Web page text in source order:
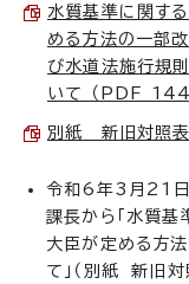
水質基準に関す
める方法の一部
び水道法施行規
いて （PDF
別紙 新旧対照
令和6年3月21日
課長から「水質
大臣が定める方
て」（別紙 新旧対